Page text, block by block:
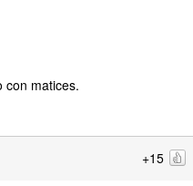
con matices.
+15